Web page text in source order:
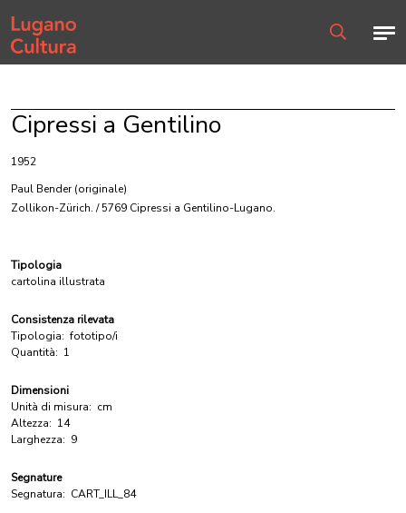
Home page
Cipressi a Gentilino
1952
Paul Bender (originale)
Zollikon-Zürich. / 5769 Cipressi a Gentilino-Lugano.
Tipologia
cartolina illustrata
Consistenza rilevata
Tipologia: fototipo/i
Quantità: 1
Dimensioni
Unità di misura: cm
Altezza: 14
Larghezza: 9
Segnature
Segnatura: CART_ILL_84